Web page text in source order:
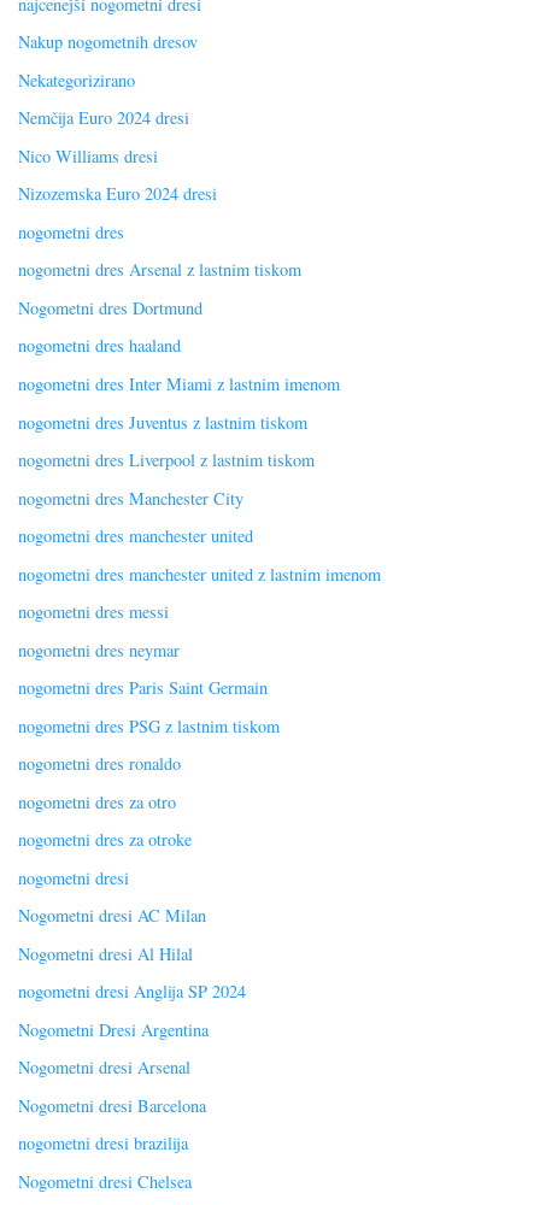
Nakup nogometnih dresov
Nekategorizirano
Nemčija Euro 2024 dresi
Nico Williams dresi
Nizozemska Euro 2024 dresi
nogometni dres
nogometni dres Arsenal z lastnim tiskom
Nogometni dres Dortmund
nogometni dres haaland
nogometni dres Inter Miami z lastnim imenom
nogometni dres Juventus z lastnim tiskom
nogometni dres Liverpool z lastnim tiskom
nogometni dres Manchester City
nogometni dres manchester united
nogometni dres manchester united z lastnim imenom
nogometni dres messi
nogometni dres neymar
nogometni dres Paris Saint Germain
nogometni dres PSG z lastnim tiskom
nogometni dres ronaldo
nogometni dres za otro
nogometni dres za otroke
nogometni dresi
Nogometni dresi AC Milan
Nogometni dresi Al Hilal
nogometni dresi Anglija SP 2024
Nogometni Dresi Argentina
Nogometni dresi Arsenal
Nogometni dresi Barcelona
nogometni dresi brazilija
Nogometni dresi Chelsea